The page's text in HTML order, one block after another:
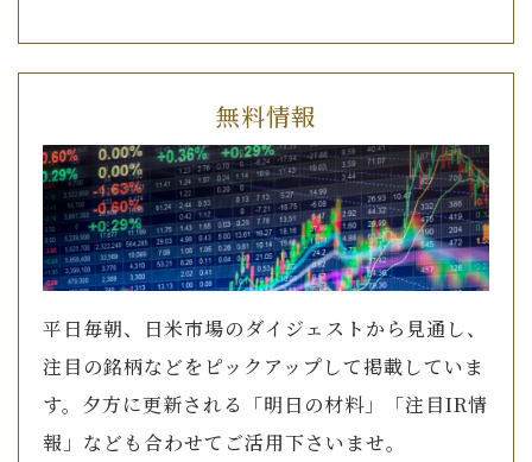
無料情報
平日毎朝、日米市場のダイジェストから見通し、
注目の銘柄などをピックアップして掲載していま
す。夕方に更新される「明日の材料」「注目IR情
報」なども合わせてご活用下さいませ。